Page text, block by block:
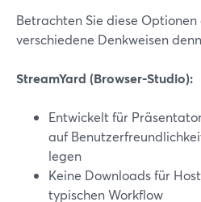
Betrachten Sie diese Optionen
verschiedene Denkweisen
StreamYard (Browser-Studio):
Entwickelt für
auf
legen
Keine Downloads für
typischen Workflow